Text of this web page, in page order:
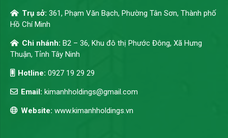
Trụ sở: 361, Phạm Văn Bạch, Phường Tân Sơn, Thành phố
Hồ Chí Minh
Chi nhánh: B2 – 36, Khu đô thị Phước Đông, Xã Hưng
Thuận, Tỉnh Tây Ninh
Hotline: 0927 19 29 29
Email: kimanhholdings@gmail.com
Website: www.kimanhholdings.vn